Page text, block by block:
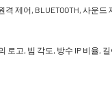
격 제어, BLUETOOTH, 사운드
로고, 빔 각도, 방수 IP 비율,